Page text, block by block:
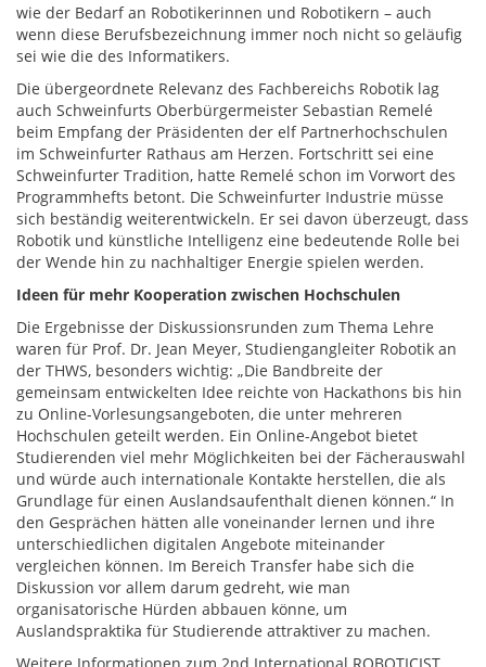
wie der Bedarf an Robotikerinnen und Robotikern – auch
wenn diese Berufsbezeichnung immer noch nicht so geläufig
sei wie die des Informatikers.
Die übergeordnete Relevanz des Fachbereichs Robotik lag
auch Schweinfurts Oberbürgermeister Sebastian Remelé
beim Empfang der Präsidenten der elf Partnerhochschulen
im Schweinfurter Rathaus am Herzen. Fortschritt sei eine
Schweinfurter Tradition, hatte Remelé schon im Vorwort des
Programmhefts betont. Die Schweinfurter Industrie müsse
sich beständig weiterentwickeln. Er sei davon überzeugt, dass
Robotik und künstliche Intelligenz eine bedeutende Rolle bei
der Wende hin zu nachhaltiger Energie spielen werden.
Ideen für mehr Kooperation zwischen Hochschulen
Die Ergebnisse der Diskussionsrunden zum Thema Lehre
waren für Prof. Dr. Jean Meyer, Studiengangleiter Robotik an
der THWS, besonders wichtig: „Die Bandbreite der
gemeinsam entwickelten Idee reichte von Hackathons bis hin
zu Online-Vorlesungsangeboten, die unter mehreren
Hochschulen geteilt werden. Ein Online-Angebot bietet
Studierenden viel mehr Möglichkeiten bei der Fächerauswahl
und würde auch internationale Kontakte herstellen, die als
Grundlage für einen Auslandsaufenthalt dienen können.“ In
den Gesprächen hätten alle voneinander lernen und ihre
unterschiedlichen digitalen Angebote miteinander
vergleichen können. Im Bereich Transfer habe sich die
Diskussion vor allem darum gedreht, wie man
organisatorische Hürden abbauen könne, um
Auslandspraktika für Studierende attraktiver zu machen.